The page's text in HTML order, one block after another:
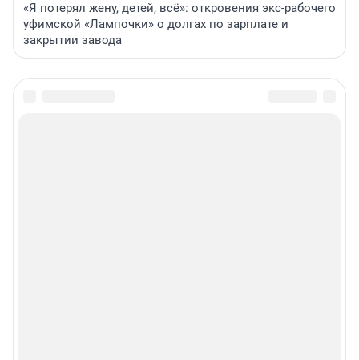
«Я потерял жену, детей, всё»: откровения экс-рабочего
уфимской «Лампочки» о долгах по зарплате и
закрытии завода